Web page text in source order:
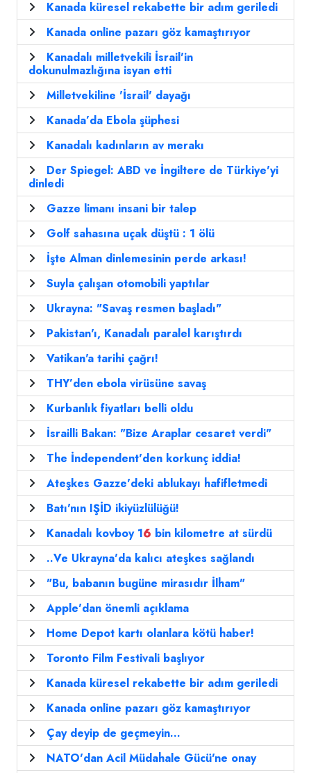
Kanada küresel rekabette bir adım geriledi
Kanada online pazarı göz kamaştırıyor
Kanadalı milletvekili İsrail'in
dokunulmazlığına isyan etti
Milletvekiline 'İsrail' dayağı
Kanada’da Ebola şüphesi
Kanadalı kadınların av merakı
Der Spiegel: ABD ve İngiltere de Türkiye'yi
dinledi
Gazze limanı insani bir talep
Golf sahasına uçak düştü : 1 ölü
İşte Alman dinlemesinin perde arkası!
Suyla çalışan otomobili yaptılar
Ukrayna: "Savaş resmen başladı"
Pakistan'ı, Kanadalı paralel karıştırdı
Vatikan'a tarihi çağrı!
THY’den ebola virüsüne savaş
Kurbanlık fiyatları belli oldu
İsrailli Bakan: "Bize Araplar cesaret verdi"
The İndependent'den korkunç iddia!
Ateşkes Gazze'deki ablukayı hafifletmedi
Batı'nın IŞİD ikiyüzlülüğü!
Kanadalı kovboy 16 bin kilometre at sürdü
..Ve Ukrayna'da kalıcı ateşkes sağlandı
"Bu, babanın bugüne mirasıdır İlham"
Apple'dan önemli açıklama
Home Depot kartı olanlara kötü haber!
Toronto Film Festivali başlıyor
Kanada küresel rekabette bir adım geriledi
Kanada online pazarı göz kamaştırıyor
Çay deyip de geçmeyin...
NATO'dan Acil Müdahale Gücü'ne onay